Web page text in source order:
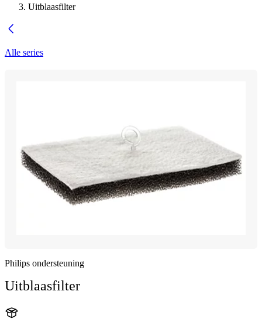
Uitblaasfilter
Alle series
Philips ondersteuning
Uitblaasfilter